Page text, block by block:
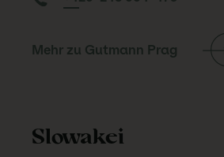
Mehr zu Gutmann Prag
Slowakei